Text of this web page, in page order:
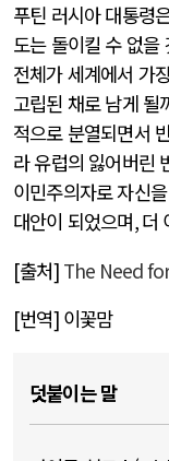
푸틴 러시아 대통령
도는 돌이킬 수 없을
전체가 세계에서 가
고립된 채로 남게 될
적으로 분열되면서
라 유럽의 잃어버린
이민주의자로 자신
대안이 되었으며,더
[출처] The Need
[번역] 이꽃맘
덧붙이는 말